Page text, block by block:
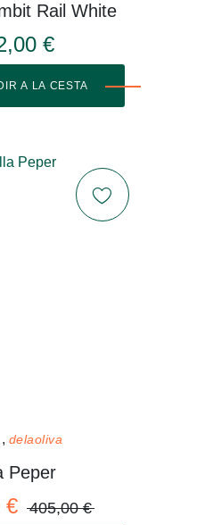
Rail White
€
A LA CESTA
delaoliva
Peper
€ 405,00 €